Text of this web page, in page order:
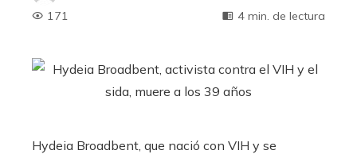
171
4 min. de lectura
Hydeia Broadbent, que nació con VIH y se